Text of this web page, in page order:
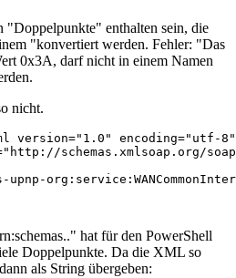
enthalten sein, die
"konvertiert werden. Fehler: "Das
0x3A, darf nicht in einem Namen
nicht.
version="1.0" encoding="utf-
schemas.xmlsoap.org/
upnp-
hat für den PowerShell
Doppelpunkte. Da die XML so
als String übergeben: